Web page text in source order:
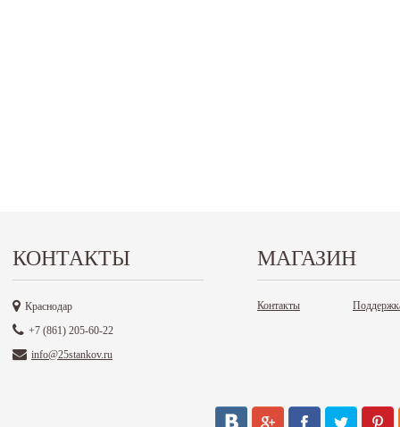
КОНТАКТЫ
Краснодар
+7 (861) 205-60-22
info@25stankov.ru
МАГАЗИН
Контакты